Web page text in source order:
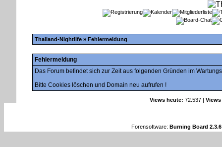
Thailand-Nightlife » Fehlermeldung
Fehlermeldung
Das Forum befindet sich zur Zeit aus folgenden Gründen im
Bitte Cookies löschen und Domain neu aufrufen !
Views heute: 72.537 |
Forensoftware: Burning Board 2.3.6